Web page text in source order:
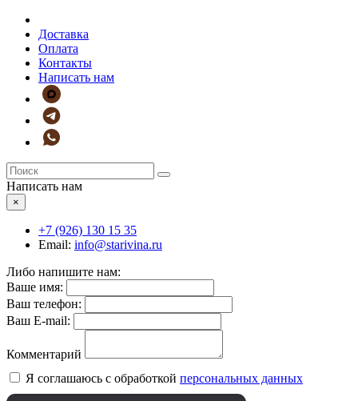
Доставка
Оплата
Контакты
Написать нам
Написать нам
×
+7 (926) 130 15 35
Email: info@starivina.ru
Либо напишите нам:
Ваше имя:
Ваш телефон:
Ваш E-mail:
Комментарий
Я соглашаюсь с обработкой персональных данных